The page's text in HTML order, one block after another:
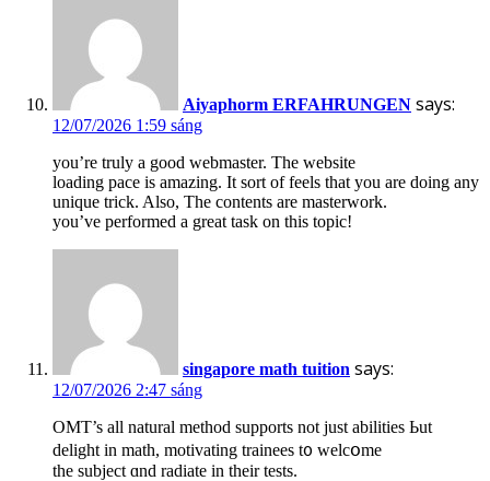
Aiyaphorm ERFAHRUNGEN says:
12/07/2026 1:59 sáng
you’re truly a good webmaster. The website
loading pace is amazing. It sort of feels that you are doing any
unique trick. Also, The contents are masterwork.
you’ve performed a great task on this topic!
singapore math tuition says:
12/07/2026 2:47 sáng
OMT’s all natural method supports not ϳust abilities Ьut
delight in math, motivating trainees t᧐ welcօme
the subject ɑnd radiate іn their tests.